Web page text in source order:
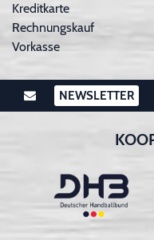
Kreditkarte
Rechnungskauf
Vorkasse
NEWSLETTER